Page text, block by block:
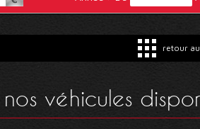
retour
véhicules